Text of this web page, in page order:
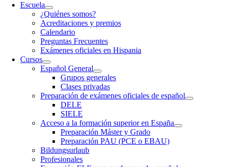
Escuela
¿Quiénes somos?
Acreditaciones y premios
Calendario
Preguntas Frecuentes
Exámenes oficiales en Hispania
Cursos
Español General
Grupos generales
Clases privadas
Preparación de exámenes oficiales de español
DELE
SIELE
Acceso a la formación superior en España
Preparación Máster y Grado
Preparación PAU (PCE o EBAU)
Bildungsurlaub
Profesionales